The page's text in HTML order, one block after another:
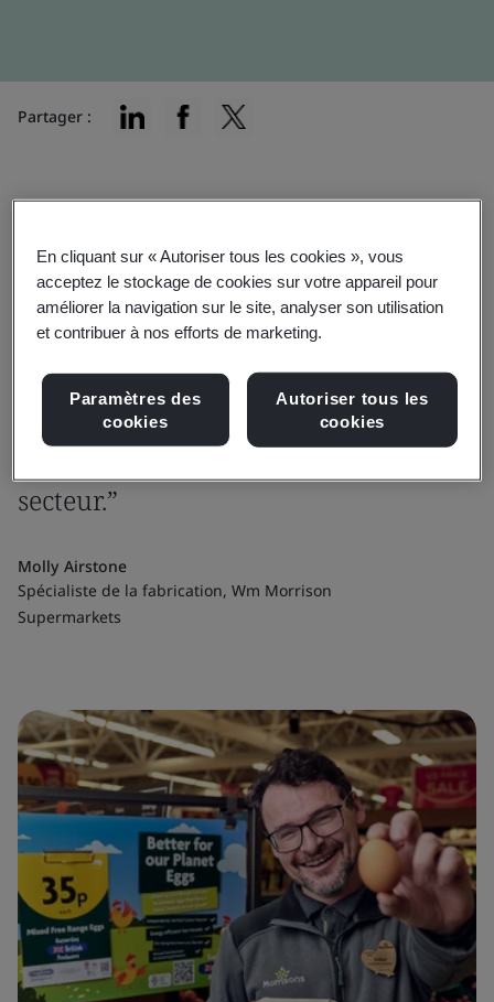
Partager :
“Nous sommes fiers d'être les
premiers à commercialiser la marque
BSI Kitemark pour les produits
neutres en carbone. Elle constitue une
référence non seulement pour nous,
mais aussi pour l'ensemble du
secteur.”
Molly Airstone
Spécialiste de la fabrication, Wm Morrison
Supermarkets
En cliquant sur « Autoriser tous les cookies », vous
acceptez le stockage de cookies sur votre appareil pour
améliorer la navigation sur le site, analyser son utilisation
et contribuer à nos efforts de marketing.
Paramètres des
cookies
Autoriser tous les
cookies